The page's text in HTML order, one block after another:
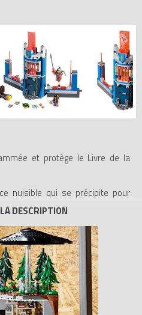
et protège le Livre de la
nuisible qui se précipite pour
jeune et géniale Ava Prentiss et
l'Écraseur d'écorce et
de tomber entre les mains de
pour les pouvoirs NEXO Dard